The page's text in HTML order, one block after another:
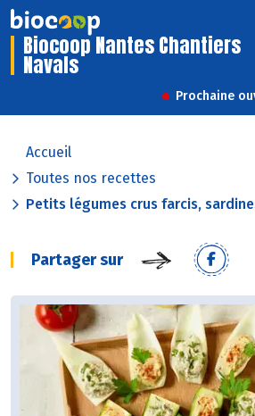
Biocoop Nantes Chantiers
Navals
Prochaine
Accueil
Toutes nos recettes
Petits légumes crus farcis,
Partager sur